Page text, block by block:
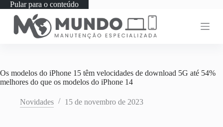
Pular para o conteúdo
Os modelos do iPhone 15 têm velocidades de download 5G até 54%
melhores do que os modelos do iPhone 14
Novidades 15 de novembro de 2023